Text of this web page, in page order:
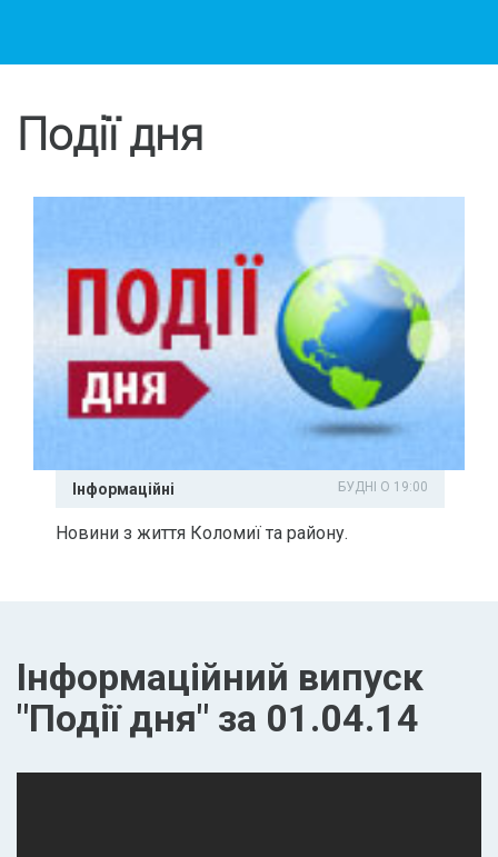
Події дня
Інформаційні БУДНІ О 19:00
Новини з життя Коломиї та району.
Інформаційний випуск
"Події дня" за 01.04.14